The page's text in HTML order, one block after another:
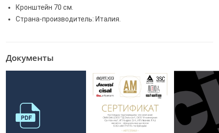
Кронштейн 70 см.
Страна-производитель: Италия.
Документы